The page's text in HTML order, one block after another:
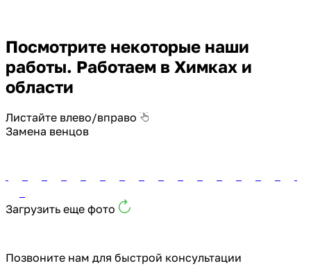
Посмотрите некоторые наши
работы. Работаем в Химках и
области
Листайте влево/вправо
Замена венцов
Загрузить еще фото
Позвоните нам для быстрой консультации